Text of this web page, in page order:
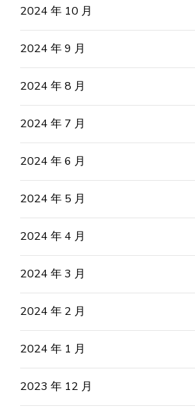
2024 年 10 月
2024 年 9 月
2024 年 8 月
2024 年 7 月
2024 年 6 月
2024 年 5 月
2024 年 4 月
2024 年 3 月
2024 年 2 月
2024 年 1 月
2023 年 12 月